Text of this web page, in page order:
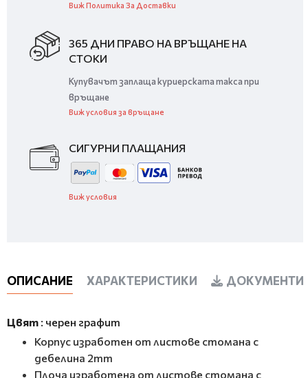
Виж Политика За Доставки
365 ДНИ ПРАВО НА ВРЪЩАНЕ НА
СТОКИ
Купувачът заплаща куриерската такса при
връщане
Виж условия за връщане
СИГУРНИ ПЛАЩАНИЯ
Виж условия
ОПИСАНИЕ ХАРАКТЕРИСТИКИ ДОКУМЕНТИ
Цвят : черен графит
Корпус изработен от листове стомана с
дебелина 2mm
Плоча изработена от листове стомана с